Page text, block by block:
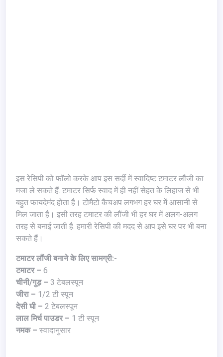
इस रेसिपी को फॉलो करके आप इस सर्दी में स्वादिष्ट टमाटर लौंजी का
मजा ले सकते हैं. टमाटर सिर्फ स्वाद में ही नहीं सेहत के लिहाज से भी
बहुत फायदेमंद होता है। टोमैटो कैचअप लगभग हर घर में आसानी से
मिल जाता है। इसी तरह टमाटर की लौंजी भी हर घर में अलग-अलग
तरह से बनाई जाती है. हमारी रेसिपी की मदद से आप इसे घर पर भी बना
सकते हैं।
टमाटर लौंजी बनाने के लिए सामग्री:-
टमाटर – 6
चीनी/गुड़ – 3 टेबलस्पून
जीरा – 1/2 टी स्पून
देसी घी – 2 टेबलस्पून
लाल मिर्च पाउडर – 1 टी स्पून
नमक – स्वादानुसार